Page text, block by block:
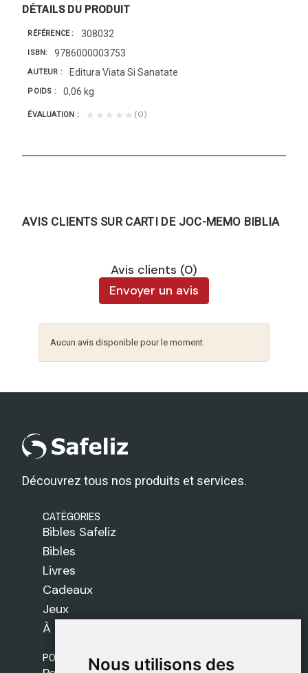
Nous utilisons des
Nous utilisons des
DÉTAILS DU PRODUIT
RÉFÉRENCE 308032
ISBN 9786000003753
AUTEUR Editura Viata Si Sanatate
POIDS 0,06 kg
ÉVALUATION ★★★★★ (0)
AVIS CLIENTS SUR CARTI DE JOC-MEMO BIBLIA
Avis clients (0)
Envoyer un avis
Aucun avis disponible pour le moment.
Découvrez tous nos produits et services.
CATÉGORIES
Bibles Safeliz
Bibles
Livres
Cadeaux
Jeux
À propos de nous
POLITIQUES